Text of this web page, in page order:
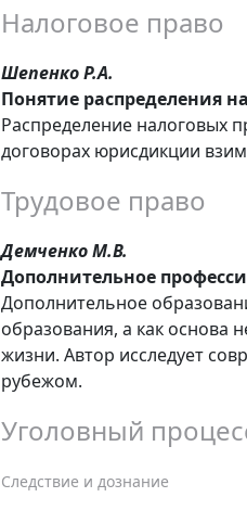
Налоговое право
Шепенко Р.А.
Понятие распределения
Распределение налоговых
договорах юрисдикции
Трудовое право
Демченко М.В.
Дополнительное
Дополнительное
образования, а как основа
жизни. Автор исследует
рубежом.
Уголовный
Следствие и дознание